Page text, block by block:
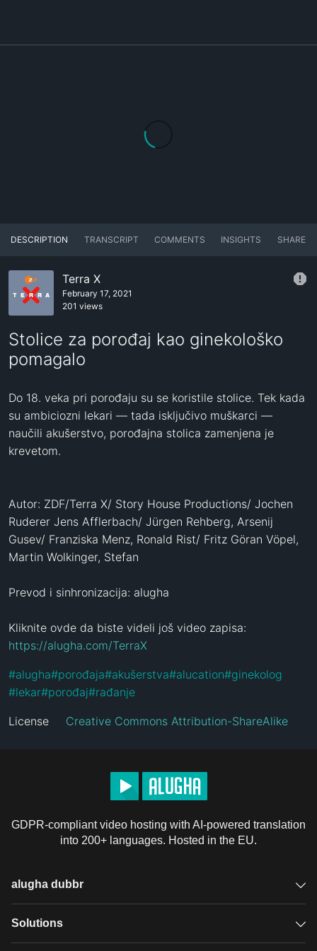
DESCRIPTION TRANSCRIPT COMMENTS INSIGHTS SHARE
Terra X
February 17, 2021
201 views
Stolice za porođaj kao ginekološko
pomagalo
Do 18. veka pri porođaju su se koristile stolice. Tek kada
su ambiciozni lekari — tada isključivo muškarci —
naučili akušerstvo, porođajna stolica zamenjena je
krevetom.
Autor: ZDF/Terra X/ Story House Productions/ Jochen
Ruderer Jens Afflerbach/ Jürgen Rehberg, Arsenij
Gusev/ Franziska Menz, Ronald Rist/ Fritz Göran Vöpel,
Martin Wolkinger, Stefan
Prevod i sinhronizacija: alugha
https://alugha.com/TerraX
#alugha#porođaja#akušerstva#alucation#ginekolog
#lekar#porođaj#rađanje
License Creative Commons Attribution-ShareAlike
GDPR-compliant video hosting with AI-powered translation
into 200+ languages. Hosted in the EU.
alugha dubbr
Overview
Solutions